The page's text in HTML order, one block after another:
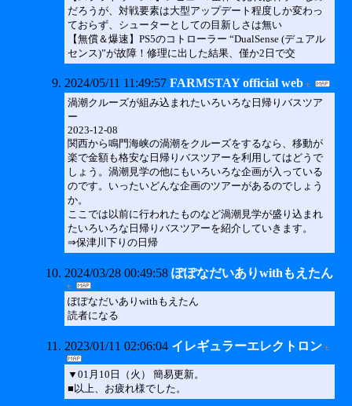
だろうが、対戦要素は大型アップデート程度しか変わっ
ておらず、シューターとしての目新しさは無い
【無償＆爆速】PS5のコトローラー “DualSense (デュアル
センス)”が故障！修理に出した結果、僅か2日で交
2024/05/11 11:49:57 FARMSTAY official web
渦潮クルーズが組み込まれたいろいろな日帰りバスツア
ー
2023-12-08
関西から鳴門海峡の渦潮をクルーズをするなら、移動が
楽で金額も格安な日帰りバスツアーを利用してはどうで
しょう。渦潮見学の他にもいろいろな企画が入っている
のです。いったいどんな企画のツアーがあるのでしょう
か。
ここでは以前に行われたものなど渦潮見学が盛り込まれ
たいろいろな日帰りバスツアーを紹介していきます。
⇒保津川下りの日帰
2024/03/28 00:49:58 ぽぽなだいありwithもえたん
ぽぽなだいありwithもえたん
読者になる
2023/01/11 02:06:04 イレギュラーエレクトロン
▼01月10日（火） 簡易更新。
■以上、お疲れ様でした。